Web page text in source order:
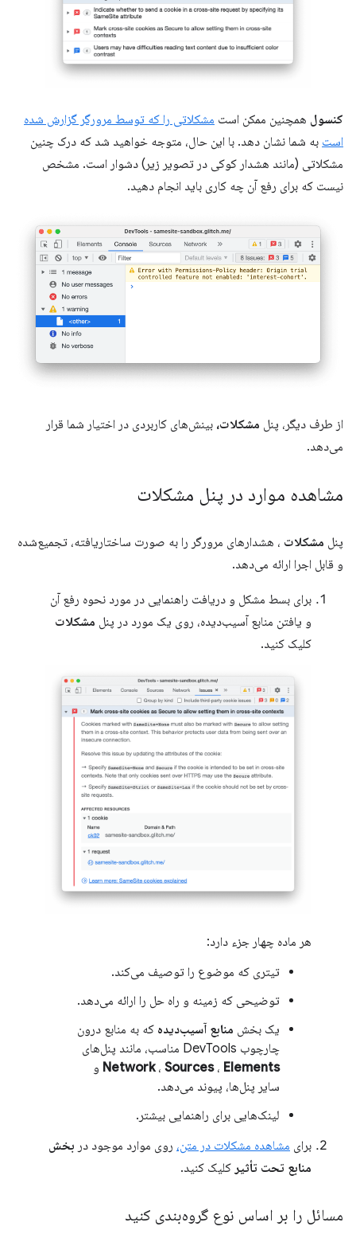
کنسول همچنین ممکن است مشکلاتی را که توسط مرورگر گزارش شده
است به شما نشان دهد. با این حال، متوجه خواهید شد که درک چنین
مشکلاتی (مانند هشدار کوکی در تصویر زیر) دشوار است. مشخص
نیست که برای رفع آن چه کاری باید انجام دهید.
از طرف دیگر، پنل مشکلات، بینش‌های کاربردی در اختیار شما قرار
می‌دهد.
مشاهده موارد در پنل مشکلات
پنل مشکلات ، هشدارهای مرورگر را به صورت ساختاریافته، تجمیع‌شده
و قابل اجرا ارائه می‌دهد.
برای بسط مشکل و دریافت راهنمایی در مورد نحوه رفع آن
و یافتن منابع آسیب‌دیده، روی یک مورد در پنل مشکلات
کلیک کنید.
هر ماده چهار جزء دارد:
تیتری که موضوع را توصیف می‌کند.
توضیحی که زمینه و راه حل را ارائه می‌دهد.
یک بخش منابع آسیب‌دیده که به منابع درون
چارچوب DevTools مناسب، مانند پنل‌های
Network، Sources، Elements
و
سایر پنل‌ها، پیوند می‌دهد.
لینک‌هایی برای راهنمایی بیشتر.
برای مشاهده مشکلات در متن، روی موارد موجود در بخش
منابع تحت تأثیر کلیک کنید.
مسائل را بر اساس نوع گروه‌بندی کنید